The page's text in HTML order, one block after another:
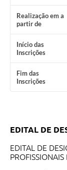
Realização em a
partir de
Início das
Inscrições
Fim das
Inscrições
EDITAL DE
EDITAL DE